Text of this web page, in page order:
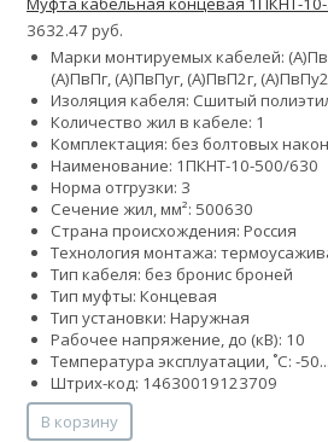
3632.47 руб.
Марки монтируемых кабелей:
(А)ПвПг, (А)ПвПуг, (А)ПвП2г,
Изоляция кабеля: Сшитый
Количество жил в кабеле: 1
Комплектация: без болтовых
Наименование: 1ПКНТ-10-500/630
Норма отгрузки: 3
Сечение жил, мм²: 500630
Страна происхождения: Россия
Технология монтажа:
Тип кабеля: без бронис броней
Тип муфты: Концевая
Тип установки: Наружная
Рабочее напряжение, до (кВ): 10
Температура эксплуатации, ˚С: -
Штрих-код: 14630019123709
В корзину